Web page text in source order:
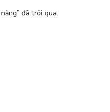
đã trôi qua.